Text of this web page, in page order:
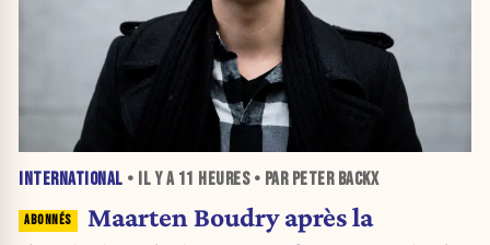
INTERNATIONAL • IL Y A 11 HEURES• PAR PETER BACKX
Maarten Boudry après la